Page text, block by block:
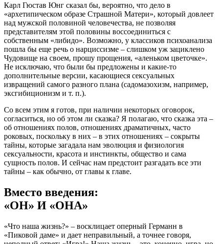
Карл Гюстав Юнг сказал бы, вероятно, что дело в
«архетипическом образе Страшной Матери», который довлеет
над мужской половиной человечества, не позволяя
представителям этой половины воссоединиться с
собственным «либидо». Возможно, у классиков психоанализа
пошла бы еще речь о нарциссизме – слишком уж зациклено
Чудовище на своем, прошу прощения, «аленьком цветочке».
Не исключаю, что были бы предложены и какие-то
дополнительные версии, касающиеся сексуальных
извращений самого разного плана (садомазохизм, например,
эксгибиционизм и т. п.).
Со всем этим я готов, при наличии некоторых оговорок,
согласиться, но об этом ли сказка? Я полагаю, что сказка эта –
об отношениях полов, отношениях драматичных, часто
роковых, поскольку в них – в этих отношениях – сокрыты
тайны, которые загадала нам эволюция и физиология
сексуальности, красота и инстинкты, общество и сама
сущность полов. И сейчас нам предстоит разгадать все эти
тайны – как обычно, от главы к главе.
Вместо введения:
«ОН» И «ОНА»
«Что наша жизнь?» – восклицает оперный Германн в
«Пиковой даме» и дает неправильный, а точнее говоря,